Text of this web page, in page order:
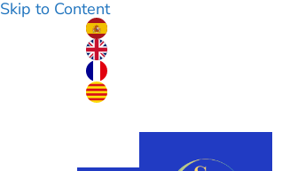
Skip to Content